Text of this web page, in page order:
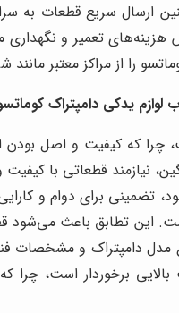
ارسال سریع قطعات
تعمیر و
را از مراکز معتبر
یدکی دامپتراک
چرا که کیفیت و اصل
نیازمند قطعاتی با
برای دوام و
این تطابق باعث
دامپتراک و مشخصات فنی
برخوردار است،